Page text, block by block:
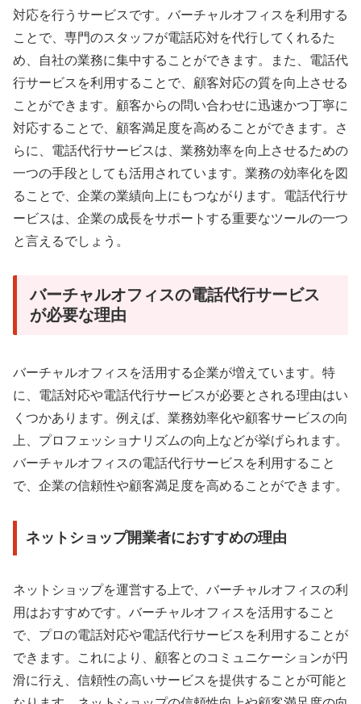
対応を行うサービスです。バーチャルオフィスを利用する
ことで、専門のスタッフが電話応対を代行してくれるた
め、自社の業務に集中することができます。また、電話代
行サービスを利用することで、顧客対応の質を向上させる
ことができます。顧客からの問い合わせに迅速かつ丁寧に
対応することで、顧客満足度を高めることができます。さ
らに、電話代行サービスは、業務効率を向上させるための
一つの手段としても活用されています。業務の効率化を図
ることで、企業の業績向上にもつながります。電話代行サ
ービスは、企業の成長をサポートする重要なツールの一つ
と言えるでしょう。
バーチャルオフィスの電話代行サービス
が必要な理由
バーチャルオフィスを活用する企業が増えています。特
に、電話対応や電話代行サービスが必要とされる理由はい
くつかあります。例えば、業務効率化や顧客サービスの向
上、プロフェッショナリズムの向上などが挙げられます。
バーチャルオフィスの電話代行サービスを利用すること
で、企業の信頼性や顧客満足度を高めることができます。
ネットショップ開業者におすすめの理由
ネットショップを運営する上で、バーチャルオフィスの利
用はおすすめです。バーチャルオフィスを活用すること
で、プロの電話対応や電話代行サービスを利用することが
できます。これにより、顧客とのコミュニケーションが円
滑に行え、信頼性の高いサービスを提供することが可能と